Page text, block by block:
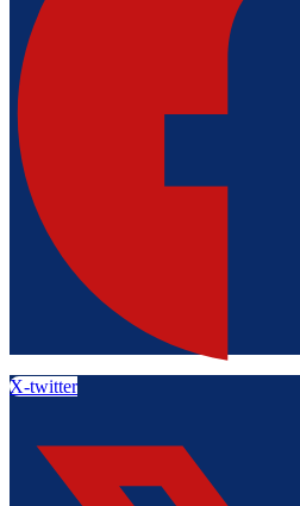
X-twitter